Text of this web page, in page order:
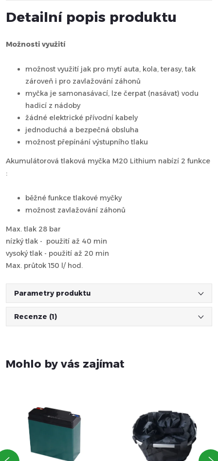
Detailní popis produktu
Možnosti využití
možnost využití jak pro mytí auta, kola, terasy, tak
zároveň i pro zavlažování záhonů
myčka je samonasávací, lze čerpat (nasávat) vodu
hadicí z nádoby
žádné elektrické přívodní kabely
jednoduchá a bezpečná obsluha
možnost přepínání výstupního tlaku
Akumulátorová tlaková myčka M20 Lithium nabízí 2 funkce
:
běžné funkce tlakové myčky
možnost zavlažování záhonů
Max. tlak 28 bar
nízký tlak - použití až 40 min
vysoký tlak - použití až 20 min
Max. průtok 150 l/ hod.
Parametry produktu
Recenze (1)
Mohlo by vás zajímat